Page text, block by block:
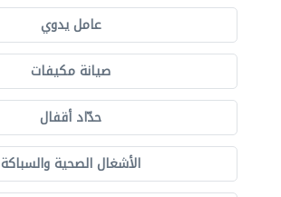
عامل يدوي
صيانة مكيفات
حدّاد أقفال
الأشغال الصحية والسباكة